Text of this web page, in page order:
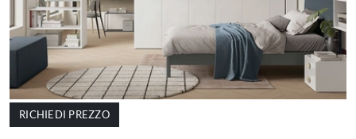
RICHIEDI PREZZO